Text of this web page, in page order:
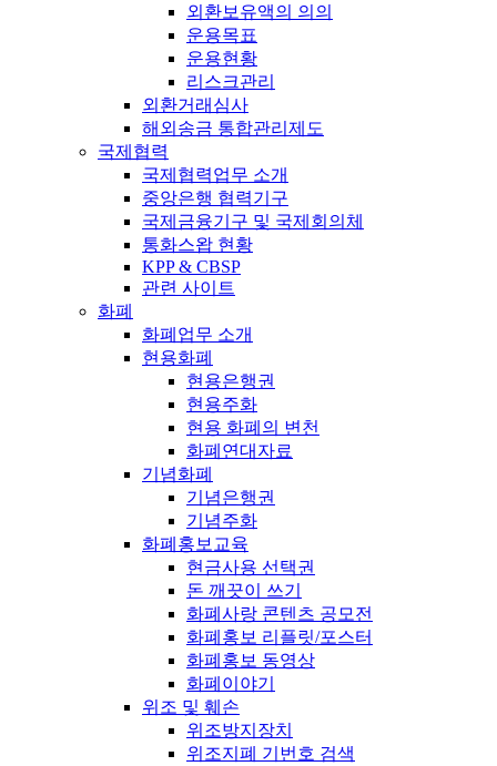
외환보유액의 의의
운용목표
운용현황
리스크관리
외환거래심사
해외송금 통합관리제도
국제협력
국제협력업무 소개
중앙은행 협력기구
국제금융기구 및 국제회의체
통화스왑 현황
KPP & CBSP
관련 사이트
화폐
화폐업무 소개
현용화폐
현용은행권
현용주화
현용 화폐의 변천
화폐연대자료
기념화폐
기념은행권
기념주화
화폐홍보교육
현금사용 선택권
돈 깨끗이 쓰기
화폐사랑 콘텐츠 공모전
화폐홍보 리플릿/포스터
화폐홍보 동영상
화폐이야기
위조 및 훼손
위조방지장치
위조지폐 기번호 검색